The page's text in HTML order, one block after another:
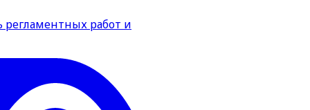
работ и